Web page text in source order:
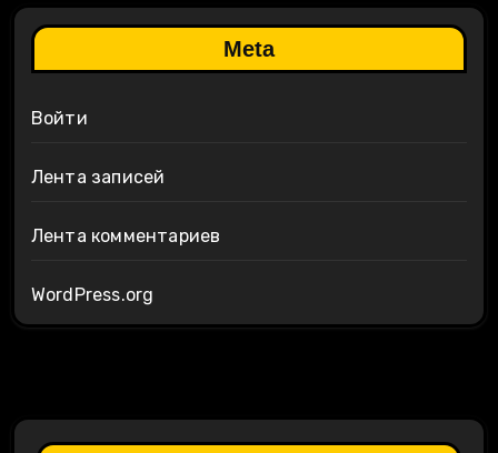
Meta
Войти
Лента записей
Лента комментариев
WordPress.org